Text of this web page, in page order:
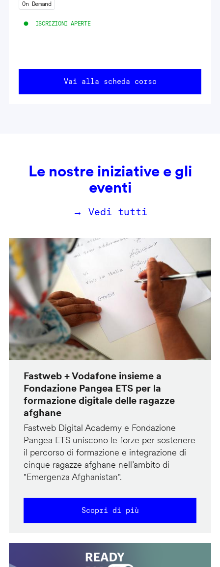
On Demand
ISCRIZIONI APERTE
Vai alla scheda corso
Le nostre iniziative e gli
eventi
→ Vedi tutti
Fastweb + Vodafone insieme a
Fondazione Pangea ETS per la
formazione digitale delle ragazze
afghane
Fastweb Digital Academy e Fondazione
Pangea ETS uniscono le forze per sostenere
il percorso di formazione e integrazione di
cinque ragazze afghane nell’ambito di
"Emergenza Afghanistan".
Scopri di più